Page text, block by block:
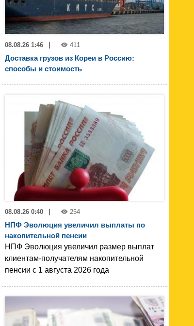
08.08.26 1:46 411
Доставка грузов из Кореи в Россию:
способы и стоимость
08.08.26 0:40 254
НПФ Эволюция увеличил выплаты по
накопительной пенсии
НПФ Эволюция увеличил размер выплат
клиентам-получателям накопительной
пенсии с 1 августа 2026 года